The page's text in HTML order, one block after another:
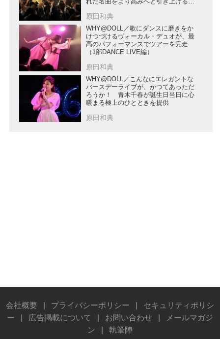
れた名曲をより高みへと引き上げる
原田和典
WHY@DOLL／歌にダンスに磨きをか
けつづけるヴォーカル・デュオが、最
高のパフォーマンスでツアーを完走
（1部DANCE LIVE編）
原田和典
WHY@DOLL／こんなにエレガントな
バースデーライブが、かつてあっただ
ろうか！ 青木千春が誕生日当日に心
暖まる極上のひとときを提供
原田和典
会社概要 プライバシーポリシー
セキュリティポリシ
ー
広告掲載について お問い合わせ
メールマガジ
ン
執筆陣